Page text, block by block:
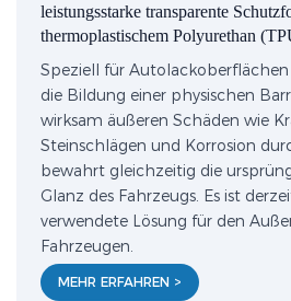
leistungsstarke transparente
thermoplastischem Polyurethan
Speziell für
die Bildung einer physischen
wirksam äußeren Schäden wie
Steinschlägen und Korrosion
bewahrt gleichzeitig die
Glanz des Fahrzeugs. Es ist
verwendete Lösung für den
Fahrzeugen.
MEHR ERFAHREN >